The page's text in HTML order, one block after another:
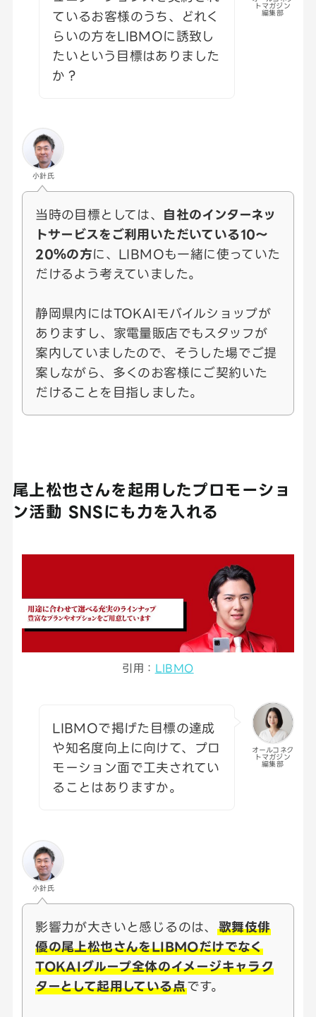
トマガジン
編集部
ているお客様のうち、どれく
らいの方をLIBMOに誘致し
たいという目標はありました
か？
小針氏
当時の目標としては、 自社のインターネッ
トサービスをご利用いただいている10～
20％の方に、LIBMOも一緒に使っていた
だけるよう考えていました。
静岡県内にはTOKAIモバイルショップが
ありますし、家電量販店でもスタッフが
案内していましたので、そうした場でご提
案しながら、多くのお客様にご契約いた
だけることを目指しました。
尾上松也さんを起用したプロモーショ
ン活動 SNSにも力を入れる
引用： LIBMO
オールコネク
トマガジン
編集部
LIBMOで掲げた目標の達成
や知名度向上に向けて、プロ
モーション面で工夫されてい
ることはありますか。
小針氏
影響力が大きいと感じるのは、 歌舞伎俳
優の尾上松也さんをLIBMOだけでなく
TOKAIグループ全体のイメージキャラク
ターとして起用している点です。